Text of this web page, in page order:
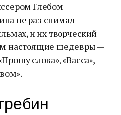
Глебом
не раз снимал
и их творческий
настоящие шедевры —
слова», «Васса»,